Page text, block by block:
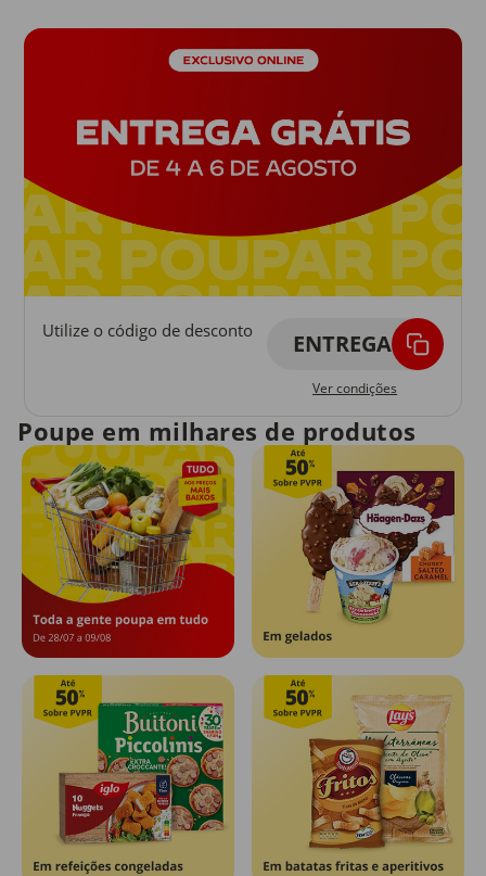
Utilize o código de desconto ENTREGA
Ver condições
Poupe em milhares de produtos